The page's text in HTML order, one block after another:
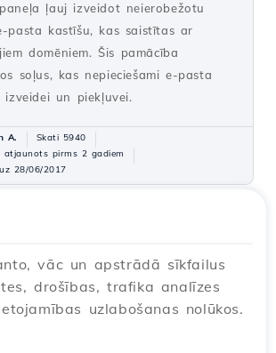
ļauj izveidot neierobežotu
pasta kastīšu, kas saistītas ar
domēniem. Šis pamācība
soļus, kas nepieciešami e-pasta
izveidei un piekļuvei.
A.
Skati 5940
atjaunots pirms 2 gadiem
28/06/2017
(Subkontakta)
Komerciaalais
sekundāro kontaktu Hostico
sekojot vienkāršajiem soļiem.
vāc un apstrādā sīkfailus
drošības, trafika analīzes
uzlabošanas nolūkos.